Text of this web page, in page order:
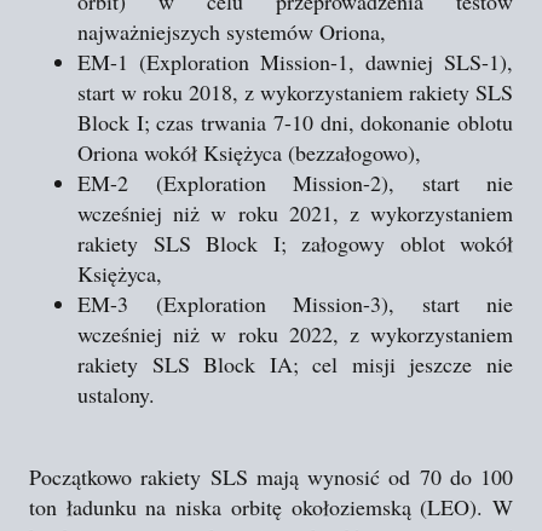
najważniejszych systemów Oriona,
EM-1 (Exploration Mission-1, dawniej SLS-1),
start w roku 2018, z wykorzystaniem rakiety SLS
Block I; czas trwania 7-10 dni, dokonanie oblotu
Oriona wokół Księżyca (bezzałogowo),
EM-2 (Exploration Mission-2), start nie
wcześniej niż w roku 2021, z wykorzystaniem
rakiety SLS Block I; załogowy oblot wokół
Księżyca,
EM-3 (Exploration Mission-3), start nie
wcześniej niż w roku 2022, z wykorzystaniem
rakiety SLS Block IA; cel misji jeszcze nie
ustalony.
Początkowo rakiety SLS mają wynosić od 70 do 100
ton ładunku na niska orbitę okołoziemską (LEO). W